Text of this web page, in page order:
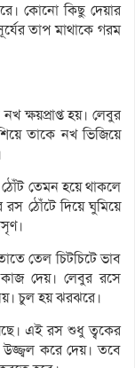
কোনো কিছু দেয়ার
তাপ মাথাকে গরম
ক্ষয়প্রাপ্ত হয়। লেবুর
তাকে নখ ভিজিয়ে
তেমন হয়ে থাকলে
ঠোঁটে দিয়ে ঘুমিয়ে
তেল চিটচিটে ভাব
কাজ দেয়। লেবুর রসে
চুল হয় ঝরঝরে।
এই রস শুধু ত্বকের
করে দেয়। তবে